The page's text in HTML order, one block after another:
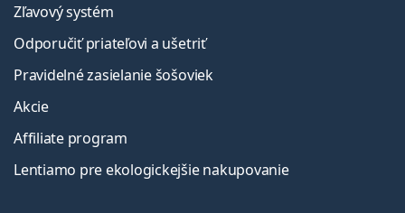
Zľavový systém
Odporučiť priateľovi a ušetriť
Pravidelné zasielanie šošoviek
Akcie
Affiliate program
Lentiamo pre ekologickejšie nakupovanie